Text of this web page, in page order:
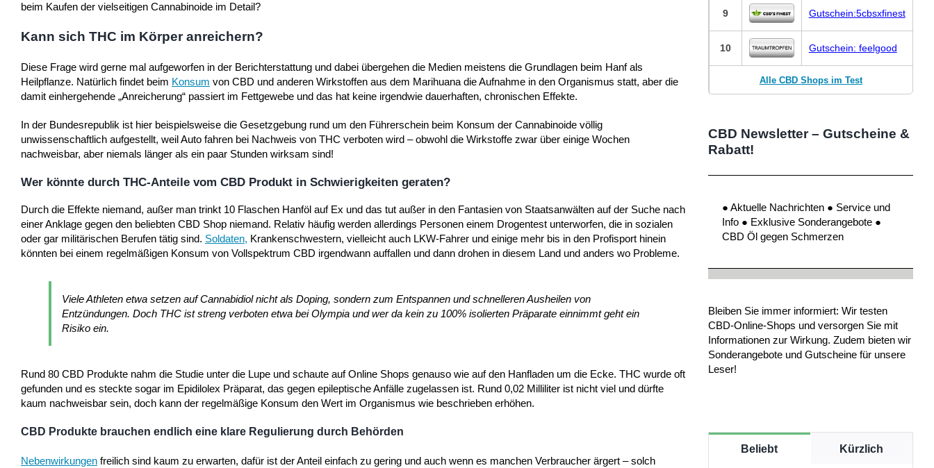
beim Kaufen der vielseitigen Cannabinoide im Detail?
Kann sich THC im Körper anreichern?
Diese Frage wird gerne mal aufgeworfen in der Berichterstattung und dabei übergehen die Medien meistens die Grundlagen beim Hanf als
Heilpflanze. Natürlich findet beim Konsum von CBD und anderen Wirkstoffen aus dem Marihuana die Aufnahme in den Organismus statt, aber die
damit einhergehende „Anreicherung“ passiert im Fettgewebe und das hat keine irgendwie dauerhaften, chronischen Effekte.
In der Bundesrepublik ist hier beispielsweise die Gesetzgebung rund um den Führerschein beim Konsum der Cannabinoide völlig
unwissenschaftlich aufgestellt, weil Auto fahren bei Nachweis von THC verboten wird – obwohl die Wirkstoffe zwar über einige Wochen
nachweisbar, aber niemals länger als ein paar Stunden wirksam sind!
Wer könnte durch THC-Anteile vom CBD Produkt in Schwierigkeiten geraten?
Durch die Effekte niemand, außer man trinkt 10 Flaschen Hanföl auf Ex und das tut außer in den Fantasien von Staatsanwälten auf der Suche nach
einer Anklage gegen den beliebten CBD Shop niemand. Relativ häufig werden allerdings Personen einem Drogentest unterworfen, die in sozialen
oder gar militärischen Berufen tätig sind. Soldaten, Krankenschwestern, vielleicht auch LKW-Fahrer und einige mehr bis in den Profisport hinein
könnten bei einem regelmäßigen Konsum von Vollspektrum CBD irgendwann auffallen und dann drohen in diesem Land und anders wo Probleme.
Viele Athleten etwa setzen auf Cannabidiol nicht als Doping, sondern zum Entspannen und schnelleren Ausheilen von
Entzündungen. Doch THC ist streng verboten etwa bei Olympia und wer da kein zu 100% isolierten Präparate einnimmt geht ein
Risiko ein.
Rund 80 CBD Produkte nahm die Studie unter die Lupe und schaute auf Online Shops genauso wie auf den Hanfladen um die Ecke. THC wurde oft
gefunden und es steckte sogar im Epidilolex Präparat, das gegen epileptische Anfälle zugelassen ist. Rund 0,02 Milliliter ist nicht viel und dürfte
kaum nachweisbar sein, doch kann der regelmäßige Konsum den Wert im Organismus wie beschrieben erhöhen.
CBD Produkte brauchen endlich eine klare Regulierung durch Behörden
Nebenwirkungen freilich sind kaum zu erwarten, dafür ist der Anteil einfach zu gering und auch wenn es manchen Verbraucher ärgert – solch
9 Gutschein:5cbsxfinest
10 Gutschein: feelgood
Alle CBD Shops im Test
CBD Newsletter – Gutscheine &
Rabatt!
● Aktuelle Nachrichten ● Service und
Info ● Exklusive Sonderangebote ●
CBD Öl gegen Schmerzen
Bleiben Sie immer informiert: Wir testen
CBD-Online-Shops und versorgen Sie mit
Informationen zur Wirkung. Zudem bieten wir
Sonderangebote und Gutscheine für unsere
Leser!
Beliebt Kürzlich